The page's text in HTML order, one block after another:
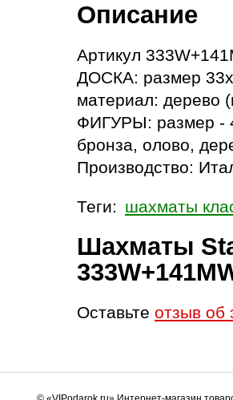
Описание
Артикул
ДОСКА: размер
материал: дерево
ФИГУРЫ: размер -
бронза, олово,
Производство:
Теги: шахматы
Шахматы
Оставьте отзыв об